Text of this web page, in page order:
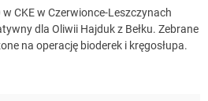
CKE w Czerwionce-Leszczynach
dla Oliwii Hajduk z Bełku. Zebrane
na operację bioderek i kręgosłupa.